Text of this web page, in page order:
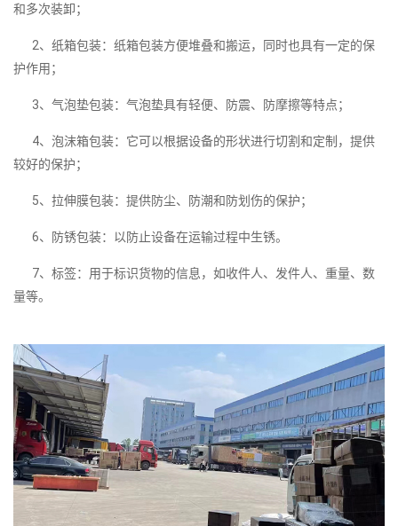
和多次装卸；
2、纸箱包装：纸箱包装方便堆叠和搬运，同时也具有一定的保
护作用；
3、气泡垫包装：气泡垫具有轻便、防震、防摩擦等特点；
4、泡沫箱包装：它可以根据设备的形状进行切割和定制，提供
较好的保护；
5、拉伸膜包装：提供防尘、防潮和防划伤的保护；
6、防锈包装：以防止设备在运输过程中生锈。
7、标签：用于标识货物的信息，如收件人、发件人、重量、数
量等。